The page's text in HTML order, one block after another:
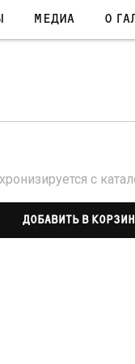
МЕДИА О
с
ДОБАВИТЬ В